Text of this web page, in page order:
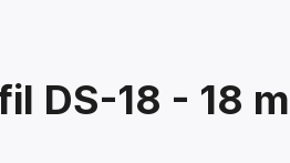
DS-18 - 18